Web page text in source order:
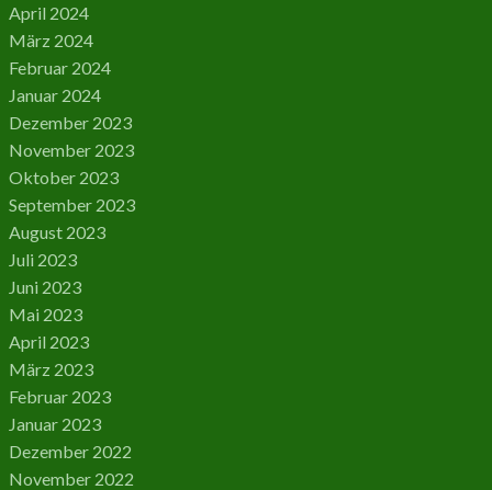
April 2024
März 2024
Februar 2024
Januar 2024
Dezember 2023
November 2023
Oktober 2023
September 2023
August 2023
Juli 2023
Juni 2023
Mai 2023
April 2023
März 2023
Februar 2023
Januar 2023
Dezember 2022
November 2022